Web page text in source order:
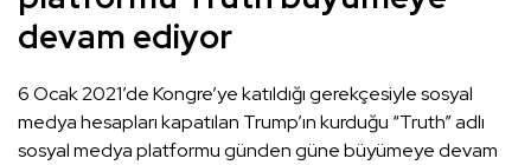
devam ediyor
6 Ocak 2021’de Kongre’ye katıldığı gerekçesiyle sosyal
medya hesapları kapatılan Trump’ın kurduğu “Truth” adlı
sosyal medya platformu günden güne büyümeye devam